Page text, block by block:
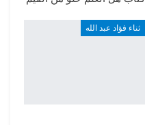
ثناء فؤاد عبد الله